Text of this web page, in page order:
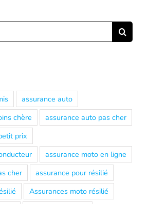
assurance auto
chère
assurance auto pas cher
prix
assurance moto en ligne
cher
assurance pour résilié
Assurances moto résilié